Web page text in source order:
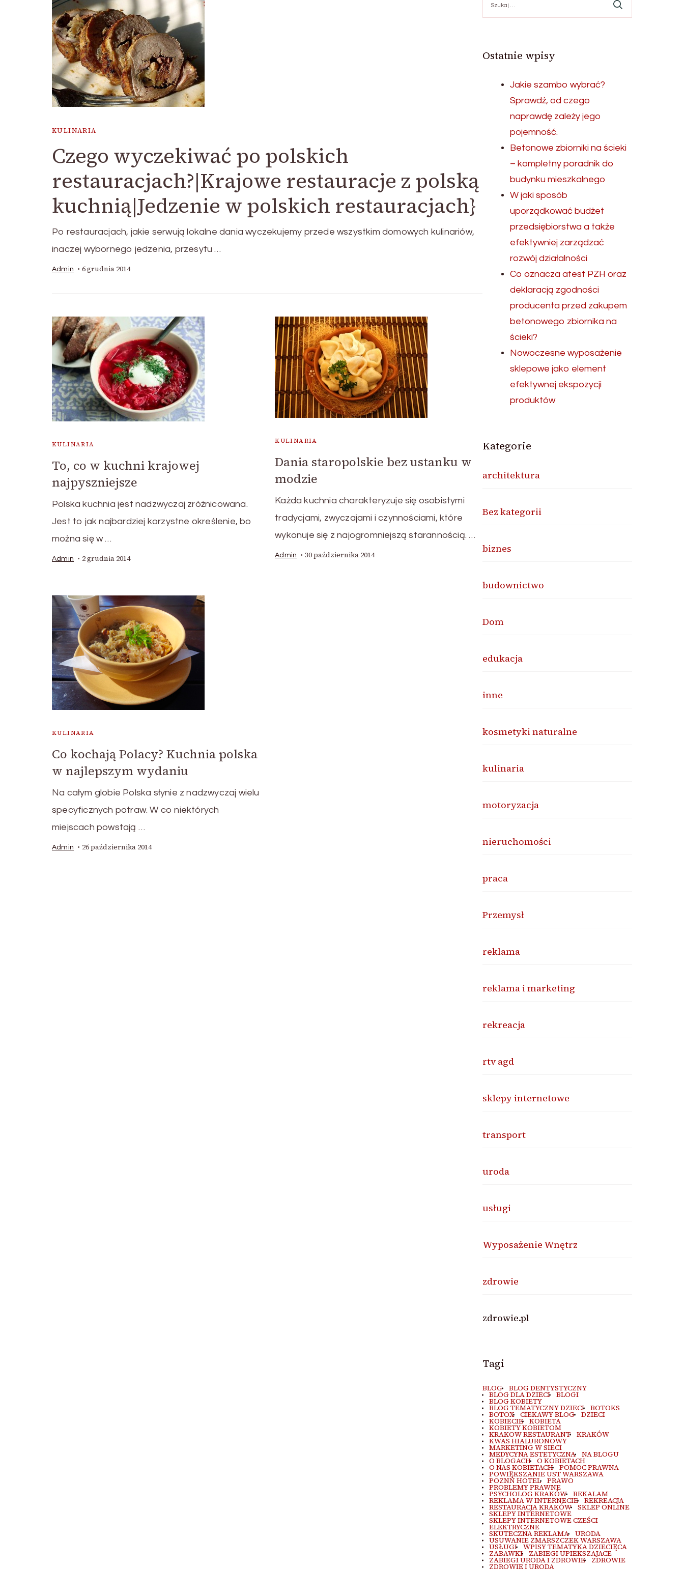
KULINARIA
Czego wyczekiwać po polskich
restauracjach?|Krajowe restauracje z polską
kuchnią|Jedzenie w polskich restauracjach}
Po restauracjach, jakie serwują lokalne dania wyczekujemy przede wszystkim domowych kulinariów,
inaczej wybornego jedzenia, przesytu …
Admin 6 grudnia 2014
KULINARIA
To, co w kuchni krajowej
najpyszniejsze
Polska kuchnia jest nadzwyczaj zróżnicowana.
Jest to jak najbardziej korzystne określenie, bo
można się w …
Admin 2 grudnia 2014
KULINARIA
Dania staropolskie bez ustanku w
modzie
Każda kuchnia charakteryzuje się osobistymi
tradycjami, zwyczajami i czynnościami, które
wykonuje się z najogromniejszą starannością. …
Admin 30 października 2014
KULINARIA
Co kochają Polacy? Kuchnia polska
w najlepszym wydaniu
Na całym globie Polska słynie z nadzwyczaj wielu
specyficznych potraw. W co niektórych
miejscach powstają …
Admin 26 października 2014
Ostatnie wpisy
Jakie szambo wybrać?
Sprawdź, od czego
naprawdę zależy jego
pojemność.
Betonowe zbiorniki na ścieki
– kompletny poradnik do
budynku mieszkalnego
W jaki sposób
uporządkować budżet
przedsiębiorstwa a także
efektywniej zarządzać
rozwój działalności
Co oznacza atest PZH oraz
deklaracją zgodności
producenta przed zakupem
betonowego zbiornika na
ścieki?
Nowoczesne wyposażenie
sklepowe jako element
efektywnej ekspozycji
produktów
Kategorie
architektura
Bez kategorii
biznes
budownictwo
Dom
edukacja
inne
kosmetyki naturalne
kulinaria
motoryzacja
nieruchomości
praca
Przemysł
reklama
reklama i marketing
rekreacja
rtv agd
sklepy internetowe
transport
uroda
usługi
Wyposażenie Wnętrz
zdrowie
zdrowie.pl
Tagi
BLOG BLOG DENTYSTYCZNY
BLOG DLA DZIECI BLOGI
BLOG KOBIETY
BLOG TEMATYCZNY DZIECI BOTOKS
BOTOX CIEKAWY BLOG DZIECI
KOBIECIE KOBIETA
KOBIETY KOBIETOM
KRAKOW RESTAURANT KRAKÓW
KWAS HIALURONOWY
MARKETING W SIECI
MEDYCYNA ESTETYCZNA NA BLOGU
O BLOGACH O KOBIETACH
O NAS KOBIETACH POMOC PRAWNA
POWIĘKSZANIE UST WARSZAWA
POZNŃ HOTEL PRAWO
PROBLEMY PRAWNE
PSYCHOLOG KRAKÓW REKALAM
REKLAMA W INTERNECIE REKREACJA
RESTAURACJA KRAKÓW SKLEP ONLINE
SKLEPY INTERNETOWE
SKLEPY INTERNETOWE CZEŚCI
ELEKTRYCZNE
SKUTECZNA REKLAMA URODA
USUWANIE ZMARSZCZEK WARSZAWA
USŁUGI WPISY TEMATYKA DZIECIĘCA
ZABAWKI ZABIEGI UPIEKSZAJACE
ZABIEGI URODA I ZDROWIE ZDROWIE
ZDROWIE I URODA